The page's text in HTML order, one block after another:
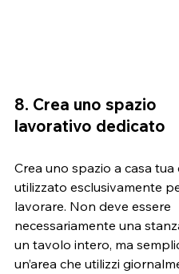
8. Crea uno spazio
lavorativo dedicato
Crea uno spazio a casa tua
utilizzato esclusivamente
lavorare. Non deve essere
necessariamente una
un tavolo intero, ma
un’area che utilizzi